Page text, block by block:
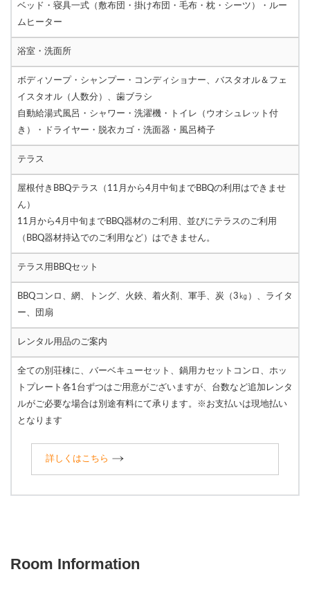
ベッド・寝具一式（敷布団・掛け布団・毛布・枕・シーツ）・ルー
ムヒーター
浴室・洗面所
ボディソープ・シャンプー・コンディショナー、バスタオル＆フェ
イスタオル（人数分）、歯ブラシ
自動給湯式風呂・シャワー・洗濯機・トイレ（ウオシュレット付
き）・ドライヤー・脱衣カゴ・洗面器・風呂椅子
テラス
屋根付きBBQテラス（11月から4月中旬までBBQの利用はできませ
ん）
11月から4月中旬までBBQ器材のご利用、並びにテラスのご利用
（BBQ器材持込でのご利用など）はできません。
テラス用BBQセット
BBQコンロ、網、トング、火鋏、着火剤、軍手、炭（3㎏）、ライタ
ー、団扇
レンタル用品のご案内
全ての別荘棟に、バーベキューセット、鍋用カセットコンロ、ホッ
トプレート各1台ずつはご用意がございますが、台数など追加レンタ
ルがご必要な場合は別途有料にて承ります。※お支払いは現地払い
となります
詳しくはこちら
Room Information